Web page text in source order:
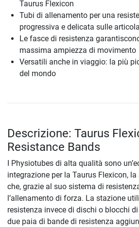
Taurus Flexicon
Tubi di allenamento per una
progressiva e delicata sulle
Le fasce di resistenza
massima ampiezza di movimento
Versatili anche in viaggio: la più
del mondo
Descrizione: Taurus
Resistance Bands
I Physiotubes di alta qualità sono
integrazione per la Taurus Flexicon,
che, grazie al suo sistema di
l’allenamento di forza. La stazione
resistenza invece di dischi o blocchi
due paia di bande di resistenza